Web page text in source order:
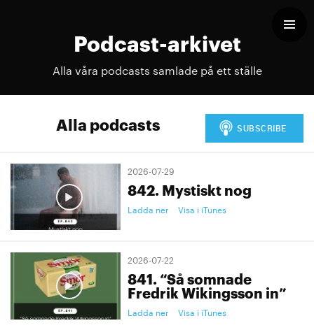
Podcast-arkivet
Alla våra podcasts samlade på ett ställe
Alla podcasts
2026-07-29
842. Mystiskt nog
Ladda ner Visa i iTunes
2026-07-22
841. “Så somnade
Fredrik Wikingsson in”
Ladda ner Visa i iTunes